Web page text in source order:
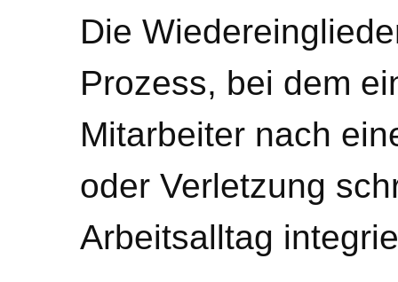
Die
Prozess, bei dem
Mitarbeiter nach
oder Verletzung
Arbeitsalltag